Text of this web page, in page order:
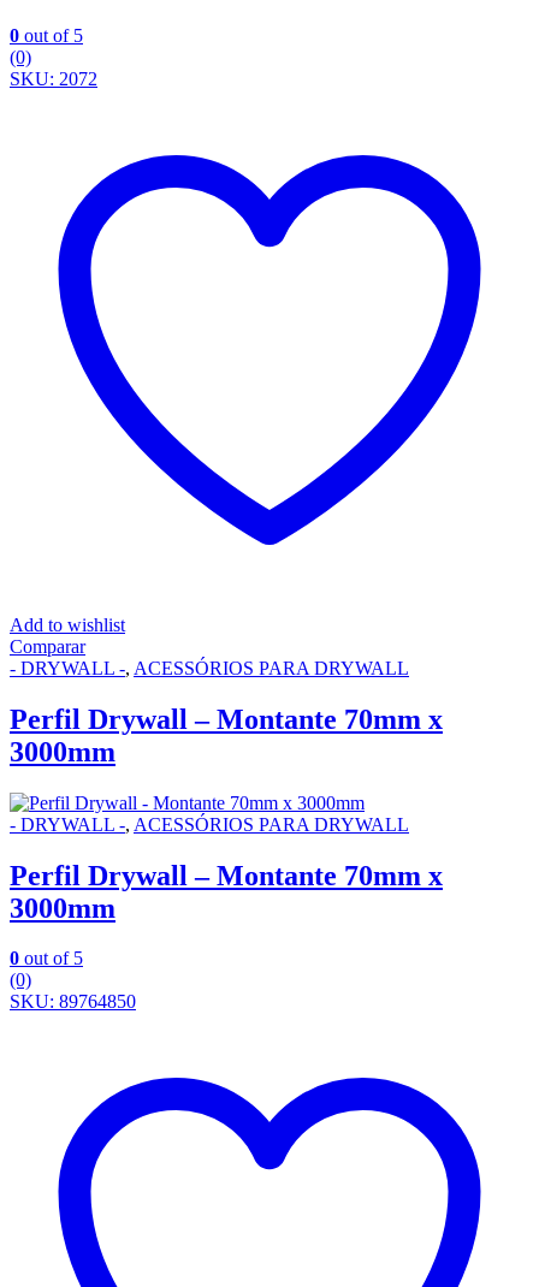
0 out of 5
(0)
SKU: 2072
Add to wishlist
Comparar
- DRYWALL -, ACESSÓRIOS PARA DRYWALL
Perfil Drywall – Montante 70mm x
3000mm
- DRYWALL -, ACESSÓRIOS PARA DRYWALL
Perfil Drywall – Montante 70mm x
3000mm
0 out of 5
(0)
SKU: 89764850